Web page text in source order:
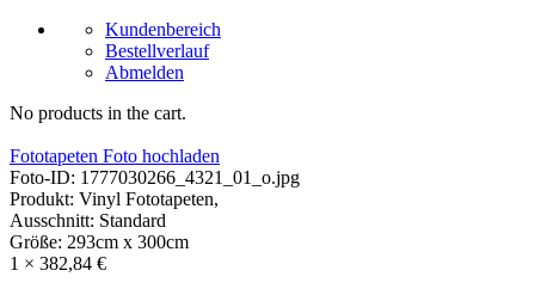
Kundenbereich
Bestellverlauf
Abmelden
No products in the cart.
Fototapeten Foto hochladen
Foto-ID: 1777030266_4321_01_o.jpg
Produkt: Vinyl Fototapeten,
Ausschnitt: Standard
Größe: 293cm x 300cm
1 × 382,84 €